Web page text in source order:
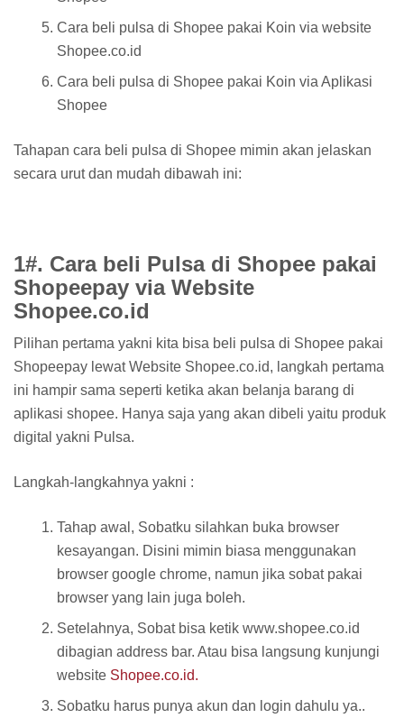
Cara beli pulsa di Shopee pakai Koin via website
Shopee.co.id
Cara beli pulsa di Shopee pakai Koin via Aplikasi
Shopee
Tahapan cara beli pulsa di Shopee mimin akan jelaskan
secara urut dan mudah dibawah ini:
1#. Cara beli Pulsa di Shopee pakai
Shopeepay via Website
Shopee.co.id
Pilihan pertama yakni kita bisa beli pulsa di Shopee pakai
Shopeepay lewat Website Shopee.co.id, langkah pertama
ini hampir sama seperti ketika akan belanja barang di
aplikasi shopee. Hanya saja yang akan dibeli yaitu produk
digital yakni Pulsa.
Langkah-langkahnya yakni :
Tahap awal, Sobatku silahkan buka browser
kesayangan. Disini mimin biasa menggunakan
browser google chrome, namun jika sobat pakai
browser yang lain juga boleh.
Setelahnya, Sobat bisa ketik www.shopee.co.id
dibagian address bar. Atau bisa langsung kunjungi
website Shopee.co.id.
Sobatku harus punya akun dan login dahulu ya..